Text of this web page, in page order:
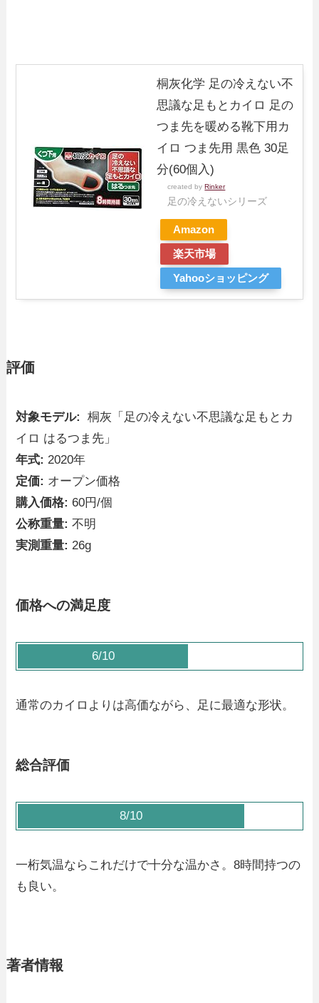
桐灰化学 足の冷えない不
思議な足もとカイロ 足の
つま先を暖める靴下用カ
イロ つま先用 黒色 30足
分(60個入)
created byRinker
足の冷えないシリーズ
Amazon
楽天市場
Yahooショッピング
評価
対象モデル:
桐灰「足の冷えない不思議な足もとカ
イロ はるつま先」
年式: 2020年
定価: オープン価格
購入価格: 60円/個
公称重量: 不明
実測重量: 26g
価格への満足度
6/10
通常のカイロよりは高価ながら、足に最適な形状。
総合評価
8/10
一桁気温ならこれだけで十分な温かさ。8時間持つの
も良い。
著者情報